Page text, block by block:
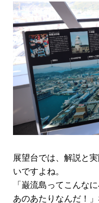
展望台では、解説と
いですよね。
「巌流島ってこんな
あのあたりなんだ！